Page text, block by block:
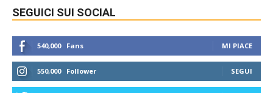
SEGUICI SUI SOCIAL
540,000 Fans MI PIACE
550,000 Follower SEGUI